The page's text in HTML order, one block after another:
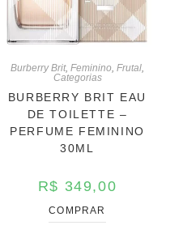
Burberry Brit, Feminino, Frutal,
Categorias
BURBERRY BRIT EAU
DE TOILETTE –
PERFUME FEMININO
30ML
R$ 349,00
COMPRAR